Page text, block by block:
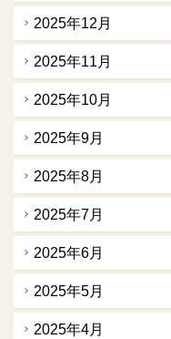
2025年12月
2025年11月
2025年10月
2025年9月
2025年8月
2025年7月
2025年6月
2025年5月
2025年4月